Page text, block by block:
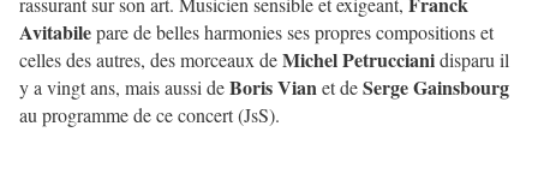
Avitabilepare de belles harmonies ses propres compositions et
celles des autres, des morceaux deMichel Petruccianidisparu il
y a vingt ans, mais aussi deBoris Vian et deSerge Gainsbourg
au programme de ce concert (JsS).